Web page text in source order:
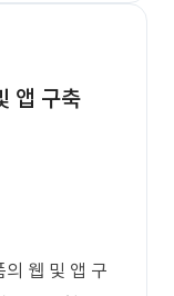
앱 구축
웹 및 앱 구